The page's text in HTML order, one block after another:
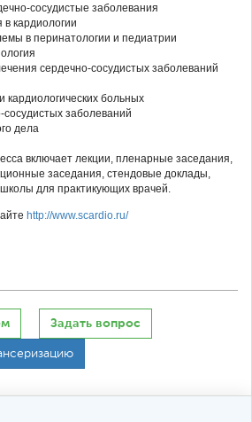
сосудистые заболевания
кардиологии
в перинатологии и педиатрии
сердечно-сосудистых заболеваний
больных
заболеваний
дела
включает лекции, пленарные заседания,
заседания, стендовые доклады,
для практикующих врачей.
http://www.scardio.ru/
Задать вопрос